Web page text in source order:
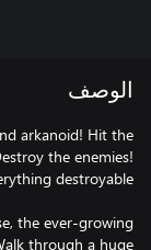
الوصف
arkanoid! Hit the
the enemies!
the ever-growing
through a huge